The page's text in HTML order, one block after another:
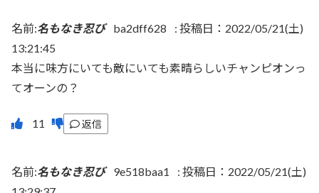
名前:名もなき忍び ba2dff628 : 投稿日：2022/05/21(土)
13:21:45
本当に味方にいても敵にいても素晴らしいチャンピオンっ
てオーンの？
返信
名前:名もなき忍び 9e518baa1 : 投稿日：2022/05/21(土)